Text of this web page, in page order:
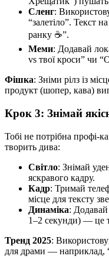
Сленг:
“залетіло”. Текст
ранку ☕”.
Меми: Додавай
vs твої кроси” чи
Фішка: Зніми рілз із
продукт (шопер, кава)
Крок 3: Знімай
Тобі не потрібна профі-
творить дива:
Світло: Знімай
яскравого кадру.
Кадр: Тримай
місце для тексту
Динаміка: Додавай
1–2 секунди) — це
Тренд 2025:
для драми — наприклад,